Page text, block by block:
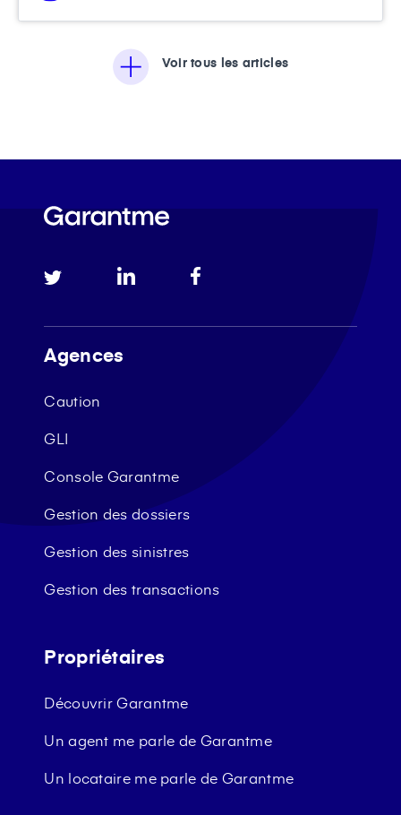
Voir tous les articles
Agences
Caution
GLI
Console Garantme
Gestion des dossiers
Gestion des sinistres
Gestion des transactions
Propriétaires
Découvrir Garantme
Un agent me parle de Garantme
Un locataire me parle de Garantme